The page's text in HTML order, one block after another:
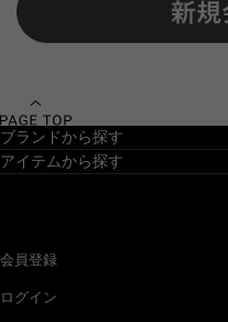
ブランドから探す
アイテムから探す
会員登録
ログイン